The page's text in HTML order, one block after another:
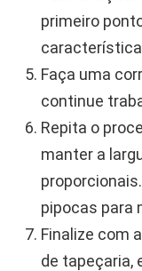
primeiro
Faça uma
continue
Repita o
manter a
proporcionais.
pipocas para
Finalize com
de tapeçaria,